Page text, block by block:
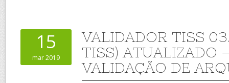
15
mar 2019
VALIDADOR TISS
TISS) ATUALIZADO
VALIDAÇÃO DE